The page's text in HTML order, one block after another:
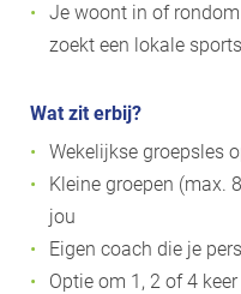
Je woont in of
zoekt een lokale
Wat zit erbij?
Wekelijkse groepsles
Kleine groepen (max.
jou
Eigen coach die je
Optie om 1, 2 of 4